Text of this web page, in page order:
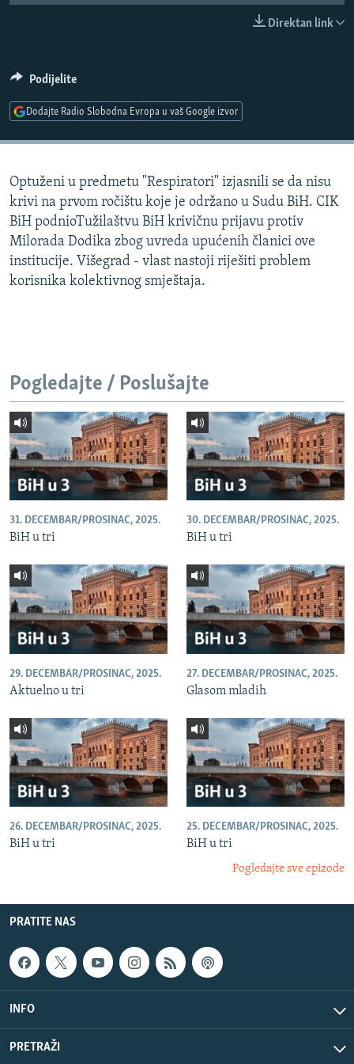
SPECIJALI RSE
VIŠE OD NASLOVA
TV LIBERTY
POST SCRIPTUM
MOJA EVROPA
TRI DECENIJE OD RATA U BIH
PRATITE NAS
Sve RFE/RL stranice
Direktan link
Podijelite
Dodajte Radio Slobodna Evropa u vaš Google izvor
Optuženi u predmetu "Respiratori" izjasnili se da nisu
krivi na prvom ročištu koje je održano u Sudu BiH. CIK
BiH podnioTužilaštvu BiH krivičnu prijavu protiv
Milorada Dodika zbog uvreda upućenih članici ove
institucije. Višegrad - vlast nastoji riješiti problem
korisnika kolektivnog smještaja.
Pogledajte / Poslušajte
31. DECEMBAR/PROSINAC, 2025.
BiH u tri
30. DECEMBAR/PROSINAC, 2025.
BiH u tri
29. DECEMBAR/PROSINAC, 2025.
Aktuelno u tri
27. DECEMBAR/PROSINAC, 2025.
Glasom mladih
26. DECEMBAR/PROSINAC, 2025.
BiH u tri
25. DECEMBAR/PROSINAC, 2025.
BiH u tri
Pogledajte sve epizode
PRATITE NAS
INFO
PRETRAŽI